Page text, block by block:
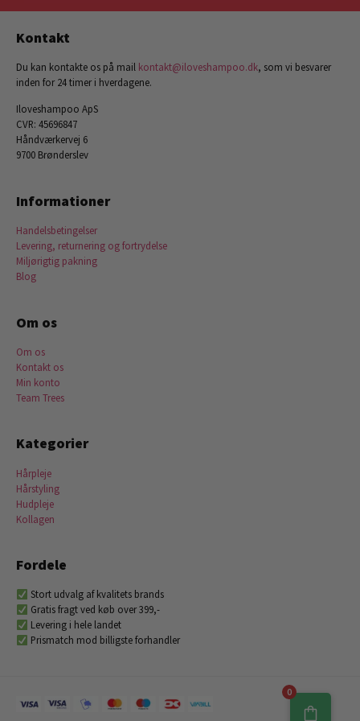
Kontakt
Du kan kontakte os på mail kontakt@iloveshampoo.dk, som vi besvarer
inden for 24 timer i hverdagene.
Iloveshampoo ApS
CVR: 45696847
Håndværkervej 6
9700 Brønderslev
Informationer
Handelsbetingelser
Levering, returnering og fortrydelse
Miljørigtig pakning
Blog
Om os
Om os
Kontakt os
Min konto
Team Trees
Kategorier
Hårpleje
Hårstyling
Hudpleje
Kollagen
Fordele
Stort udvalg af kvalitets brands
Gratis fragt ved køb over 399,-
Levering i hele landet
Prismatch mod billigste forhandler
0